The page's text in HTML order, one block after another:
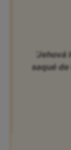
saqué